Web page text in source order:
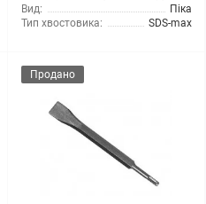
Вид:
Піка
Тип хвостовика:
SDS-max
Продано